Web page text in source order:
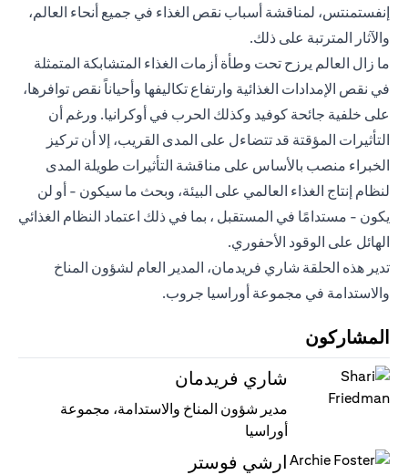
إنفستمنتس، لمناقشة أسباب نقص الغذاء في جميع أنحاء العالم،
والآثار المترتبة على ذلك.
ما زال العالم يرزح تحت وطأة أزمات الغذاء المتشابكة المتمثلة
في نقص الإمدادات الغذائية وارتفاع تكاليفها وأحياناً نقص توافرها،
على خلفية جائحة كوفيد وكذلك الحرب في أوكرانيا. ورغم أن
التأثيرات المؤقتة قد تتضاءل على المدى القريب، إلا أن تركيز
الخبراء منصب بالأساس على مناقشة التأثيرات طويلة المدى
لنظام إنتاج الغذاء العالمي على البيئة، وبحث ما سيكون - أو لن
يكون - مستدامًا في المستقبل ، بما في ذلك اعتماد النظام الغذائي
الهائل على الوقود الأحفوري.
تدير هذه الحلقة شاري فريدمان، المدير العام لشؤون المناخ
والاستدامة في مجموعة أوراسيا جروب.
المشاركون
شاري فريدمان
مدير شؤون المناخ والاستدامة، مجموعة
أوراسيا
ارشي فوستر